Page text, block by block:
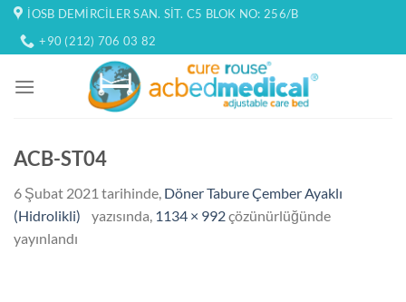
İçeriğe
atla
İOSB DEMIRCILER SAN. SIT. C5 BLOK NO: 256/B
+90 (212) 706 03 82
ACB-ST04
6 Şubat 2021 tarihinde, Döner Tabure Çember Ayaklı
(Hidrolikli)
yazısında, 1134 × 992çözünürlüğünde
yayınlandı